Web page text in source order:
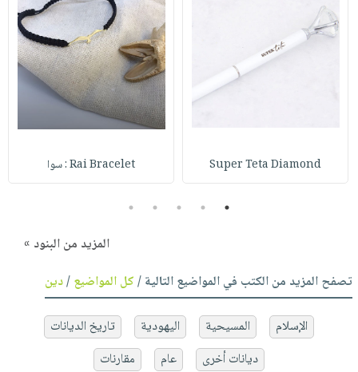
Super Teta Diamond Rai Bracelet : سوا
1
2
3
4
5
المزيد من البنود »
تصفح المزيد من الكتب في المواضيع التالية /كل المواضيع/دين
الإسلام المسيحية اليهودية
تاريخ الديانات
ديانات أخرى
عام مقارنات